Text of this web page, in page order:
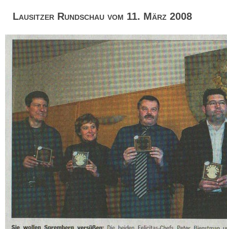
Lausitzer Rundschau vom 11. März 2008